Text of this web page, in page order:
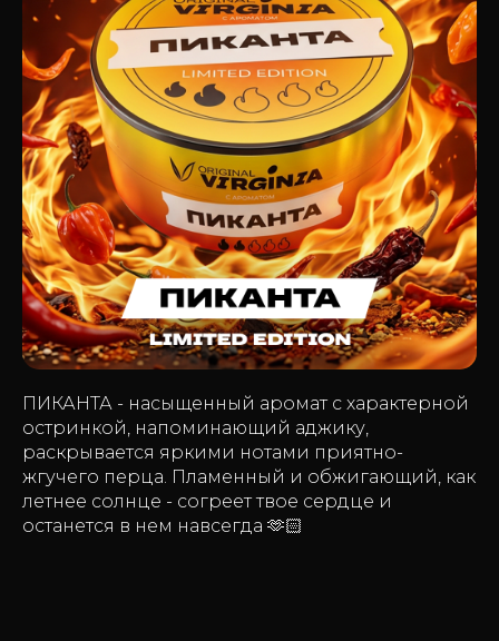
ПИКАНТА - насыщенный аромат с характерной
остринкой, напоминающий аджику,
раскрывается яркими нотами приятно-
жгучего перца. Пламенный и обжигающий, как
летнее солнце - согреет твое сердце и
останется в нем навсегда 🫶🏻